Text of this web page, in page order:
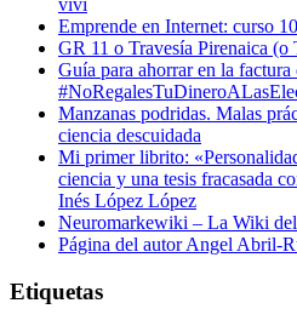
viví
Emprende en Internet: curso
GR 11 o Travesía Pirenaica (o
Guía para ahorrar en la
Manzanas podridas. Malas
ciencia descuidada
Mi primer librito:
ciencia y una tesis fracasada
Inés López López
Neuromarkewiki – La Wiki
Página del autor Angel Abril-
Etiquetas